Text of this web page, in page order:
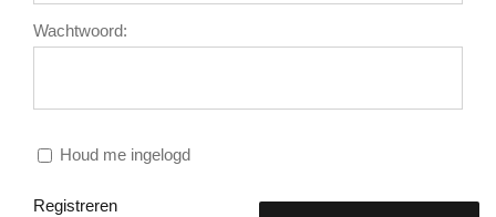
Wachtwoord:
Houd me ingelogd
Registreren